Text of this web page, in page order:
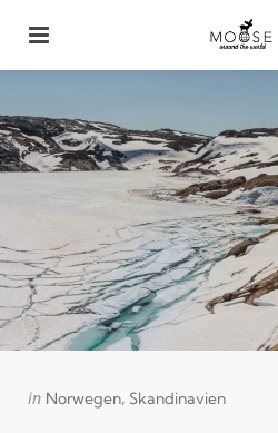
Categories
Posted
in Norwegen Skandinavien